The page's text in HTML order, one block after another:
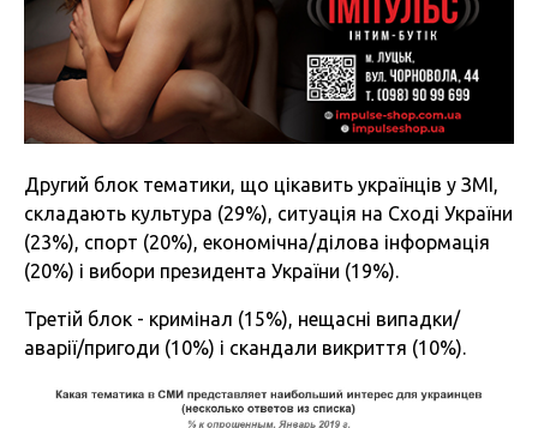
Другий блок тематики, що цікавить українців у ЗМІ,
складають культура (29%), ситуація на Сході України
(23%), спорт (20%), економічна/ділова інформація
(20%) і вибори президента України (19%).
Третій блок - кримінал (15%), нещасні випадки/
аварії/пригоди (10%) і скандали викриття (10%).